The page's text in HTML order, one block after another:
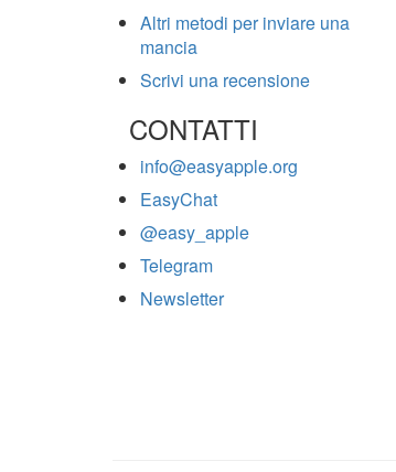
Altri metodi per inviare una
mancia
Scrivi una recensione
CONTATTI
info@easyapple.org
EasyChat
@easy_apple
Telegram
Newsletter